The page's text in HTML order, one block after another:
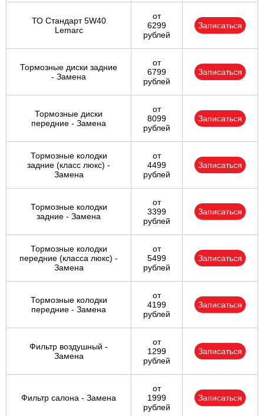
ТО Стандарт 5W40
Lemarc
от
6299
рублей
Записаться
Тормозные диски задние
- Замена
от
6799
рублей
Записаться
Тормозные диски
передние - Замена
от
8099
рублей
Записаться
Тормозные колодки
задние (класс люкс) -
Замена
от
4499
рублей
Записаться
Тормозные колодки
задние - Замена
от
3399
рублей
Записаться
Тормозные колодки
передние (класса люкс) -
Замена
от
5499
рублей
Записаться
Тормозные колодки
передние - Замена
от
4199
рублей
Записаться
Фильтр воздушный -
Замена
от
1299
рублей
Записаться
Фильтр салона - Замена
от
1999
рублей
Записаться